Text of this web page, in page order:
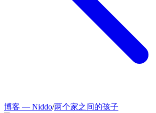
博客 — Niddo/两个家之间的孩子